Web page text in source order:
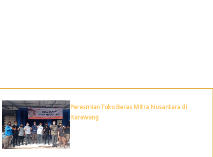
Peresmian Toko Beras Mitra Nusantara di
Karawang